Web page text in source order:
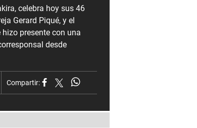
celebra hoy sus 46
Gerard Piqué, y el
presente con una
desde
Compartir: